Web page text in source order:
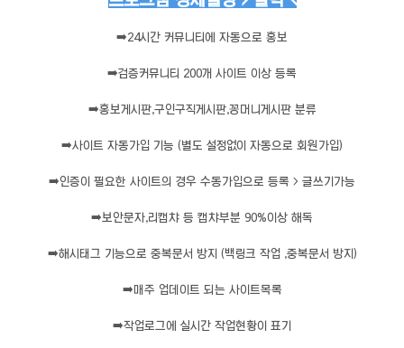
➡️24시간 커뮤니티에 자동으로 홍보
➡️검증커뮤니티 200개 사이트 이상 등록
➡️홍보게시판,구인구직게시판,꽁머니게시판 분류
➡️사이트 자동가입 기능 (별도 설정없이 자동으로 회원가입)
➡️인증이 필요한 사이트의 경우 수동가입으로 등록 > 글쓰기가능
➡️보안문자,리캡챠 등 캡챠부분 90%이상 해독
➡️해시태그 기능으로 중복문서 방지 (백링크 작업 ,중복문서 방지)
➡️ 매주 업데이트 되는 사이트목록
➡️작업로그에 실시간 작업현황이 표기